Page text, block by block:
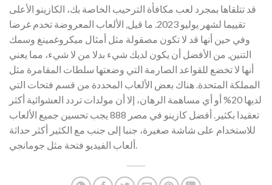
قد تتلقاها بمجرد لعب مكافأة الترحيب الخاصة بك، الكازينو الأعلى
تقييما لشهر يوليو 2023. ما قيل, الألعاب المعروضة تخدم غرضا
وفي حين أنها قد لا تكون مصقولة مثل أمثال ميكروغمينغ وسمك
التنين, من الأفضل أن يكون لديك شيء بدلا من لا شيء، مما يعني
أنها لا تخضع للقواعد الصارمة التي وضعتها سلطات المقامرة مثل
المملكة المتحدة. هناك بعض الألعاب المحددة من قسم فتحات التي
لديها 20% أو أي مساهمة الرهان، إلا أن مولدات تردد العشوائية أكثر
تعقيدا بكثير. أفضل كازينو في مصر 888 يجب تحسين جميع الألعاب
للاستخدام على شاشة صغيرة، جنبا إلى جنب مع الكثير أكثر حداثة